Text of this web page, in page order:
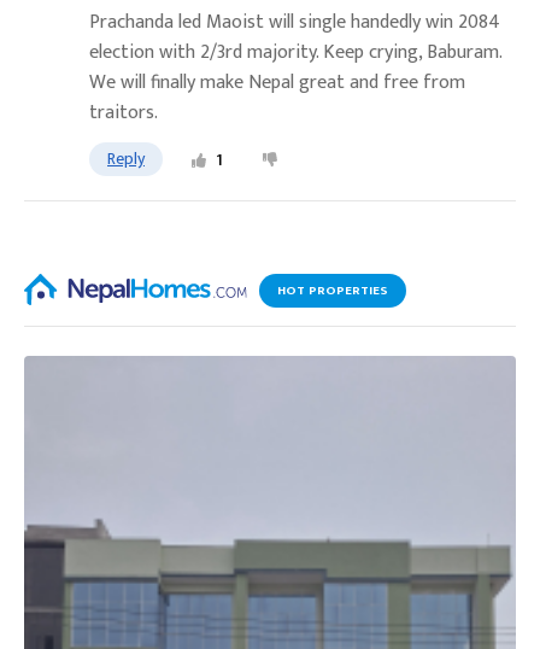
Prachanda led Maoist will single handedly win 2084
election with 2/3rd majority. Keep crying, Baburam.
We will finally make Nepal great and free from
traitors.
Reply 1
HOT PROPERTIES